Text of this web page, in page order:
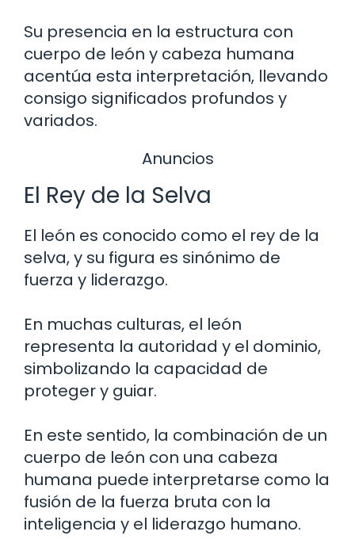
Su presencia en la estructura con
cuerpo de león y cabeza humana
acentúa esta interpretación, llevando
consigo significados profundos y
variados.
Anuncios
El Rey de la Selva
El león es conocido como el rey de la
selva, y su figura es sinónimo de
fuerza y liderazgo.
En muchas culturas, el león
representa la autoridad y el dominio,
simbolizando la capacidad de
proteger y guiar.
En este sentido, la combinación de un
cuerpo de león con una cabeza
humana puede interpretarse como la
fusión de la fuerza bruta con la
inteligencia y el liderazgo humano.